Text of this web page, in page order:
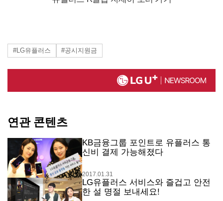
#LG유플러스 #공시지원금
연관 콘텐츠
KB금융그룹 포인트로 유플러스 통
신비 결제 가능해졌다
2017.01.31
LG유플러스 서비스와 즐겁고 안전
한 설 명절 보내세요!